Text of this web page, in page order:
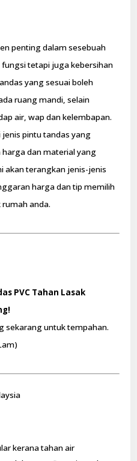
penting dalam sesebuah
tetapi juga kebersihan
yang sesuai boleh
ruang mandi, selain
air, wap dan kelembapan.
pintu tandas yang
dan material yang
akan terangkan jenis-jenis
harga dan tip memilih
anda.
PVC Tahan Lasak
sekarang untuk tempahan.
kerana tahan air